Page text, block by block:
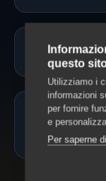
Servono
Posso
giornata?
questo
Utilizziamo i
informazioni
per fornire
e
Per saperne